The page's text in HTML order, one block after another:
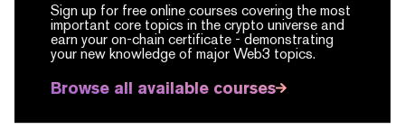
Sign up for free online courses covering the most
important core topics in the crypto universe and
earn your on-chain certificate - demonstrating
your new knowledge of major Web3 topics.
Browse all available courses